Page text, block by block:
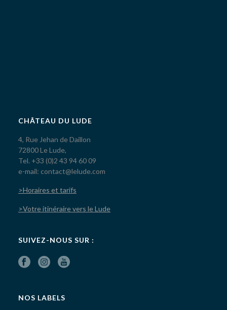
CHÂTEAU DU LUDE
4, Rue Jehan de Daillon
72800 Le Lude,
Tel. +33 (0)2 43 94 60 09
e-mail: contact@lelude.com
>Horaires et tarifs
>Votre itinéraire vers le Lude
SUIVEZ-NOUS SUR :
NOS LABELS